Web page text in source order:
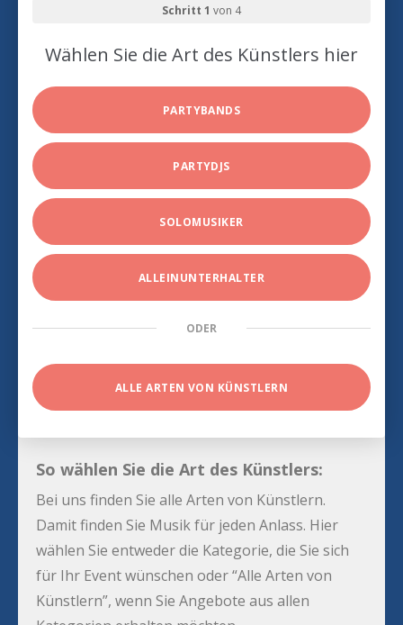
Schritt 1 von 4
Wählen Sie die Art des Künstlers hier
PARTYBANDS
PARTYDJS
SOLOMUSIKER
ALLEINUNTERHALTER
ODER
ALLE ARTEN VON KÜNSTLERN
So wählen Sie die Art des Künstlers:
Bei uns finden Sie alle Arten von Künstlern.
Damit finden Sie Musik für jeden Anlass. Hier
wählen Sie entweder die Kategorie, die Sie sich
für Ihr Event wünschen oder “Alle Arten von
Künstlern”, wenn Sie Angebote aus allen